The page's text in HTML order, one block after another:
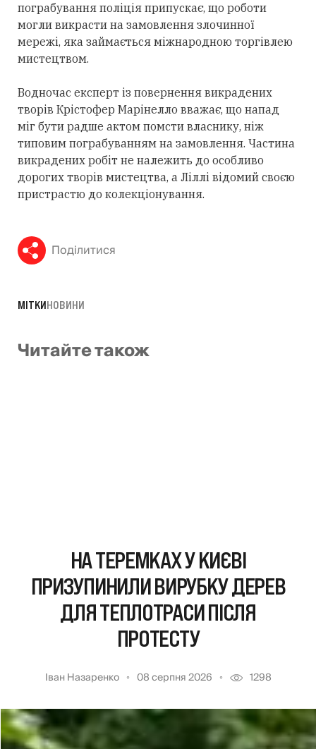
пограбування поліція припускає, що роботи
могли викрасти на замовлення злочинної
мережі, яка займається міжнародною торгівлею
мистецтвом.
Водночас експерт із повернення викрадених
творів Крістофер Марінелло вважає, що напад
міг бути радше актом помсти власнику, ніж
типовим пограбуванням на замовлення. Частина
викрадених робіт не належить до особливо
дорогих творів мистецтва, а Ліллі відомий своєю
пристрастю до колекціонування.
Поділитися
МІТКИНОВИНИ
Читайте також
НА ТЕРЕМКАХ У КИЄВІ
ПРИЗУПИНИЛИ ВИРУБКУ ДЕРЕВ
ДЛЯ ТЕПЛОТРАСИ ПІСЛЯ
ПРОТЕСТУ
Іван Назаренко 08 серпня 2026 1298